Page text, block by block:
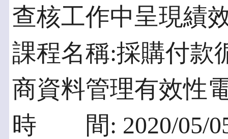
查核工作中呈現績
課程名稱:採購付款
商資料管理有效性
時 間: 2020/05/